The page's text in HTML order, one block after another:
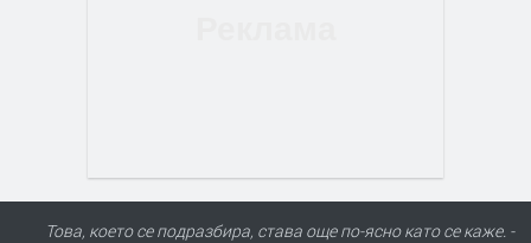
Това, което се подразбира, става още по-ясно като се каже. -